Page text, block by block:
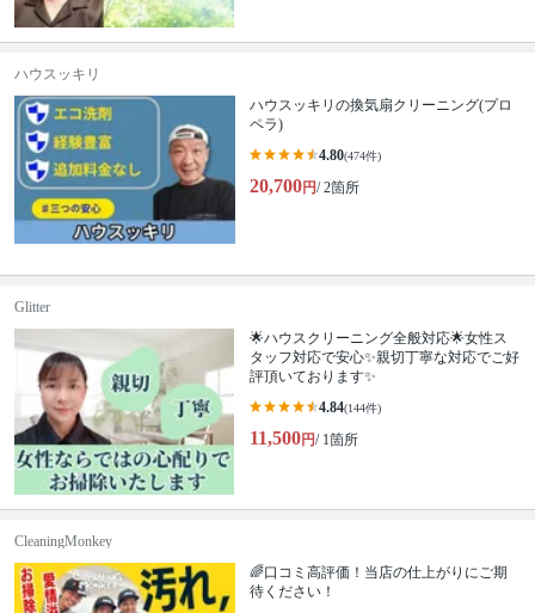
ハウスッキリ
ハウスッキリの換気扇クリーニング(プロ
ペラ)
4.80(474件)
20,700円/ 2箇所
Glitter
🌟ハウスクリーニング全般対応🌟女性ス
タッフ対応で安心✨親切丁寧な対応でご好
評頂いております✨
4.84(144件)
11,500円/ 1箇所
CleaningMonkey
🌈口コミ高評価！当店の仕上がりにご期
待ください！